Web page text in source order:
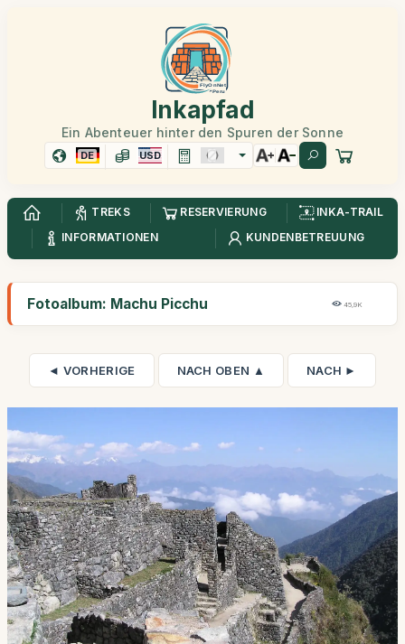
Inkapfad
Ein Abenteuer hinter den Spuren der Sonne
DE USD
TREKS RESERVIERUNG
INKA-TRAIL
INFORMATIONEN
KUNDENBETREUUNG
Fotoalbum: Machu Picchu 45,9K
◄ VORHERIGE NACH OBEN ▲ NACH ►